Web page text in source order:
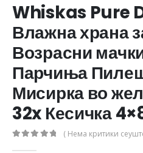
Whiskas Pure
Влажна храна
Возрасни
Парчиња
Мисирка во
32x Кесичка
( Нема критики